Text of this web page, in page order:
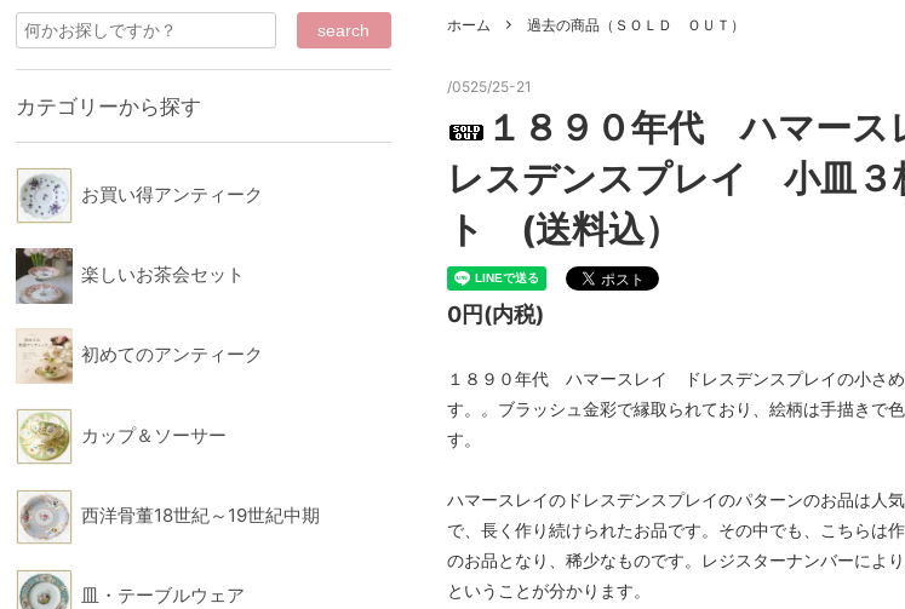
コウルドン ミーキン
カラコフ
ダベンポート ドレス
KPM クレッセント オー
HRダニエル
フィギュリン フォーチュンテリングカップ
ホーム 過去の商品（ＳＯＬＤ ＯＵＴ）
/0525/25-21
１８９０年代 ハマー
レスデンスプレイ 小皿３
ト (送料込）
0円(内税)
１８９０年代 ハマースレイ ドレスデンスプレイの小さ
す。。ブラッシュ金彩で縁取られており、絵柄は手描きで
す。
ハマースレイのドレスデンスプレイのパターンのお品は人
で、長く作り続けられたお品です。その中でも、こちらは
のお品となり、稀少なものです。レジスターナンバーによ
ということが分かります。
カテゴリーから探す
お買い得アンティーク
楽しいお茶会セット
初めてのアンティーク
カップ＆ソーサー
西洋骨董18世紀～19世紀中期
皿・テーブルウェア